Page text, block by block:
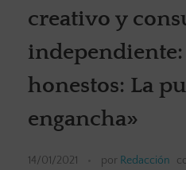
creativo y
independiente:
honestos: La
engancha»
14/01/2021 por Redacción